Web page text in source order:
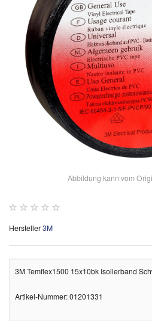
Abbildung kann vom
Hersteller3M
3M Temflex1500 15x10bk Isolierband
Artikel-Nummer: 01201331